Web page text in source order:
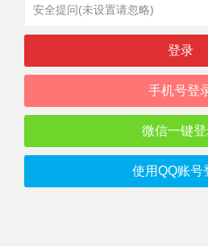
安全提问(未设置请忽略)
登录
手机号登
微信一键
使用QQ账号